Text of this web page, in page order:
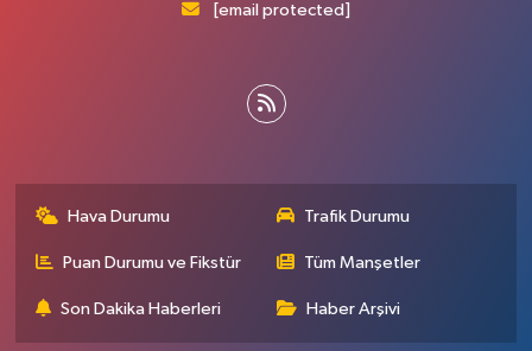
[email protected]
Hava Durumu Trafik Durumu
Puan Durumu ve Fikstür Tüm Manşetler
Son Dakika Haberleri Haber Arşivi